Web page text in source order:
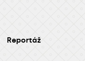
Reportáž